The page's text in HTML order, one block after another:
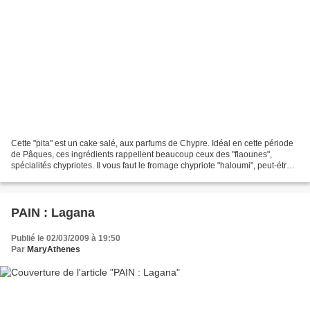
Cette "pita" est un cake salé, aux parfums de Chypre. Idéal en cette période
de Pâques, ces ingrédients rappellent beaucoup ceux des "flaounes",
spécialités chypriotes. Il vous faut le fromage chypriote "haloumi", peut-étre
PAIN : Lagana
Publié le 02/03/2009 à 19:50
Par MaryAthenes